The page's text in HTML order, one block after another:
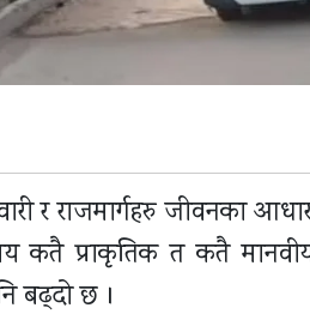
र राजमार्गहरु जीवनका
कतै प्राकृतिक त कतै
बढ्दो छ ।